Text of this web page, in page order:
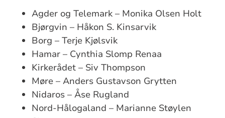
Agder og Telemark – Monika Olsen Holt
Bjørgvin – Håkon S. Kinsarvik
Borg – Terje Kjølsvik
Hamar – Cynthia Slomp Renaa
Kirkerådet – Siv Thompson
Møre – Anders Gustavson Grytten
Nidaros – Åse Rugland
Nord-Hålogaland – Marianne Støylen